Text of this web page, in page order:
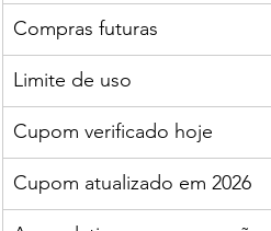
Compras futuras
Limite de uso
Cupom verificado hoje
Cupom atualizado em 2026